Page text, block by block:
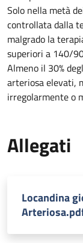
Solo nella metà
controllata dalla
malgrado la
superiori a 140/
Almeno il 30%
arteriosa elevati,
irregolarmente o
Allegati
Locandina